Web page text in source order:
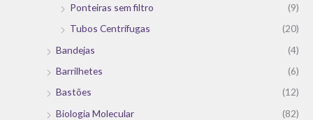
Ponteiras sem filtro
(9)
Tubos Centrífugas
(20)
Bandejas
(4)
Barrilhetes
(6)
Bastões
(12)
Biologia Molecular
(82)